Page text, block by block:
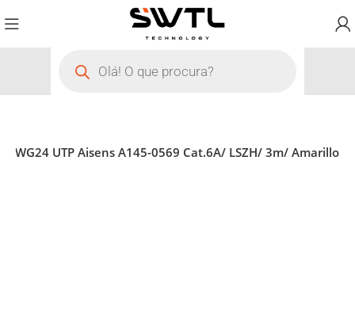
AWG24 UTP Aisens A145-0569 Cat.6A/ LSZH/ 3m/ Amarillo